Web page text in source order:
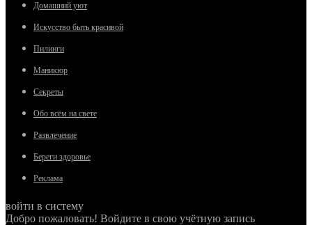
Домашний уют
Искусство быть красивой
Пилинги
Маникюр
Секреты
Обо всём на свете
Развлечение
Береги здоровье
Реклама
войти в систему
Добро пожаловать! Войдите в свою учётную запись